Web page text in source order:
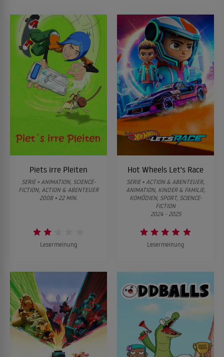
03 Unheimliche Niesanfälle
04 Ein Hoch auf die Kunst
Endlich allein
06 Die Neffen von Madame Tulipe
07 Der sprechende Baum
08 Die Rückkehr des Seeungeheuers
09
10 Fröhliche Weihnachten Celestine
ALLES ZEIGEN ↓
Piets irre Pleiten
SERIE • ANIMATION, SCIENCE-
FICTION, ACTION & ABENTEUER
2008 • 22 MIN.
Lesermeinung
Hot Wheels Let's Race
SERIE • ACTION & ABENTEUER,
ANIMATION, KINDER & FAMILIE,
KOMÖDIEN, SPORT, SCIENCE-
FICTION
2024 - 2025
Lesermeinung